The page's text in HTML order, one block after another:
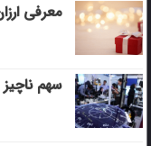
معرفی
سهم